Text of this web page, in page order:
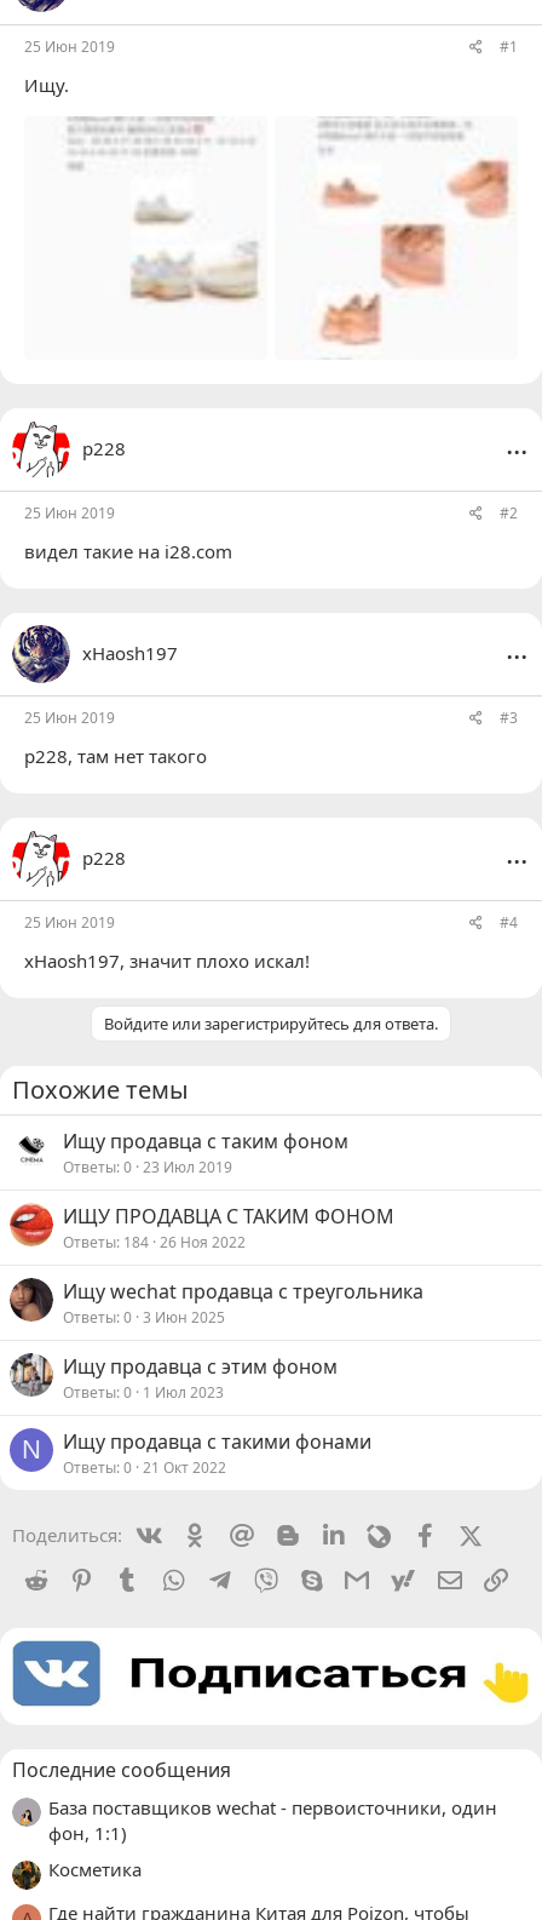
25 Июн 2019 #1
Ищу.
р228 ...
25 Июн 2019 #2
видел такие на i28.com
xHaosh197 ...
25 Июн 2019 #3
р228, там нет такого
р228 ...
25 Июн 2019 #4
xHaosh197, значит плохо искал!
Войдите или зарегистрируйтесь для ответа.
Похожие темы
Ищу продавца с таким фоном
Ответы 0 23 Июл 2019
ИЩУ ПРОДАВЦА С ТАКИМ ФОНОМ
Ответы 184 26 Ноя 2022
Ищу wechat продавца с треугольника
Ответы 0 3 Июн 2025
Ищу продавца с этим фоном
Ответы 0 1 Июл 2023
N Ищу продавца с такими фонами
Ответы 0 21 Окт 2022
Поделиться: VkontakteOdnoklassniki
Mail.ru BloggerLinkedinLivejournalFacebook
Reddit
PinterestTumblr WhatsAppTelegram
Viber SkypeGmailyahoomail
Последние сообщения
База поставщиков wechat - первоисточники, один
фон, 1:1)
Косметика
Где найти гражданина Китая для Poizon, чтобы